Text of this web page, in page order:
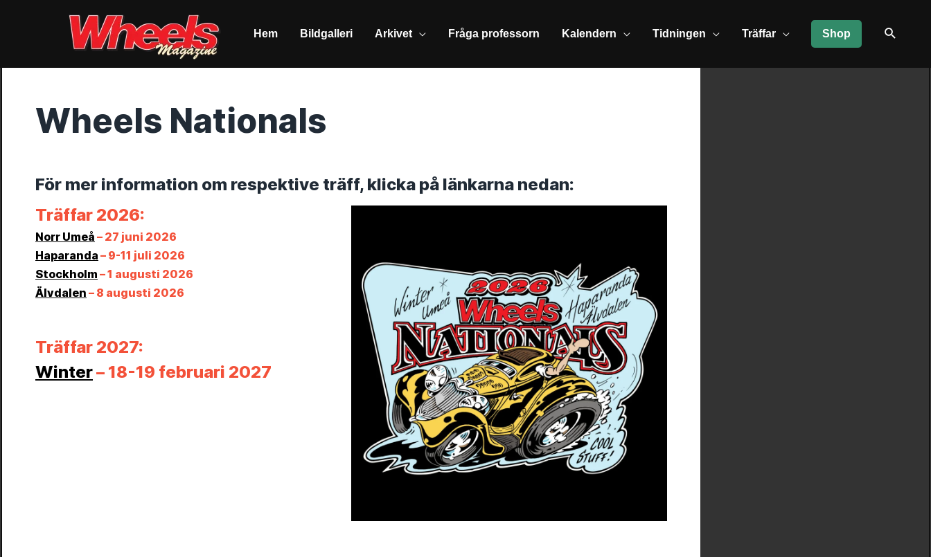
Hem Bildgalleri Arkivet Fråga professorn Kalendern Tidningen Träffar Shop
Wheels Nationals
För mer information om respektive träff, klicka på länkarna nedan:
Träffar 2026:
Norr Umeå – 27 juni 2026
Haparanda – 9-11 juli 2026
Stockholm – 1 augusti 2026
Älvdalen – 8 augusti 2026
Träffar 2027:
Winter– 18-19 februari 2027